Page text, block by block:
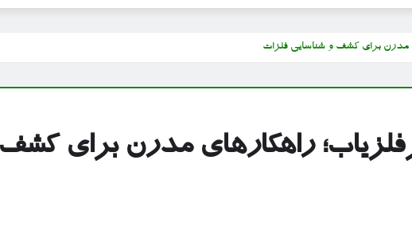
مدرن برای کشف و شناسایی فلزات
راهکارهای مدرن برای